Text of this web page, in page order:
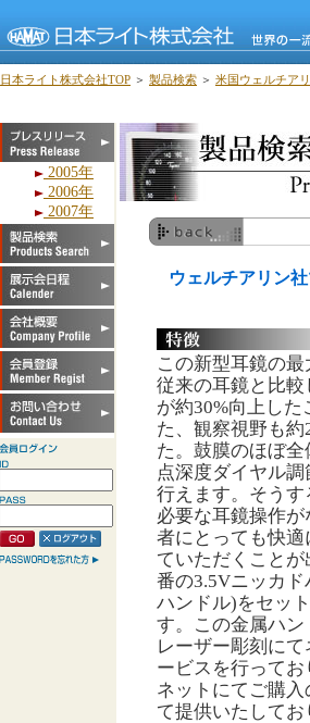
日本ライト株式会社TOP ＞ 製品検索 ＞ 米国ウェルチア
2005年
2006年
2007年
ウェルチアリン
この新型耳鏡の
従来の耳鏡と比
が約30%向上した
た、観察視野も
た。鼓膜のほぼ
点深度ダイヤル
行えます。そう
必要な耳鏡操作
者にとっても快
ていただくこと
番の3.5Vニッカ
ハンドル)をセッ
す。この金属ハ
レーザー彫刻に
ービスを行って
ネットにてご購
て提供いたしてお